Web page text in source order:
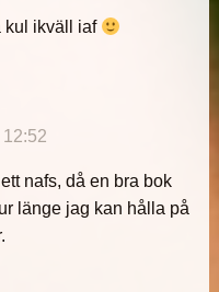
kul ikväll iaf
nafs, då en bra bok
länge jag kan hålla på